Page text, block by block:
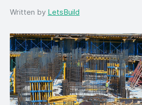
Written by LetsBuild